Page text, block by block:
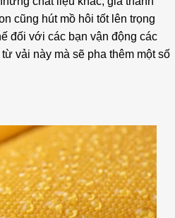
cũng hút mồ hôi tốt lên trọng
đối với các bạn vận động các
vải này mà sẽ pha thêm một số